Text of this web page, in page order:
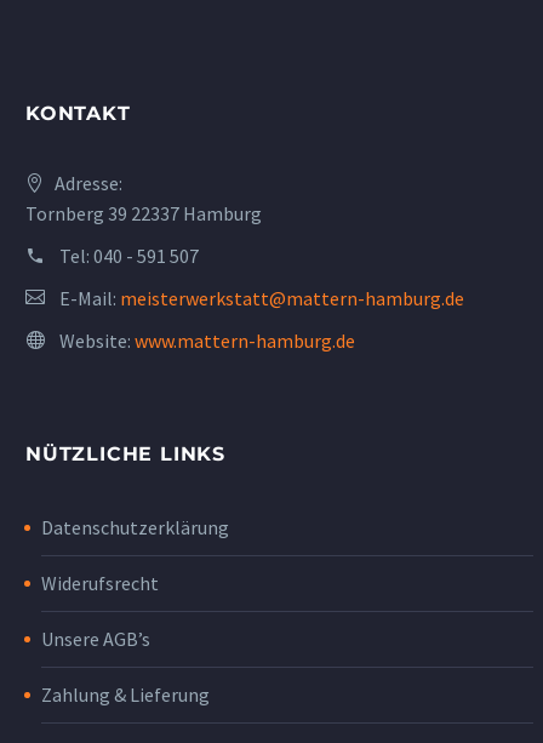
KONTAKT
Adresse:
Tornberg 39 22337 Hamburg
Tel: 040 - 591 507
E-Mail: meisterwerkstatt@mattern-hamburg.de
Website: www.mattern-hamburg.de
NÜTZLICHE LINKS
Datenschutzerklärung
Widerufsrecht
Unsere AGB’s
Zahlung & Lieferung